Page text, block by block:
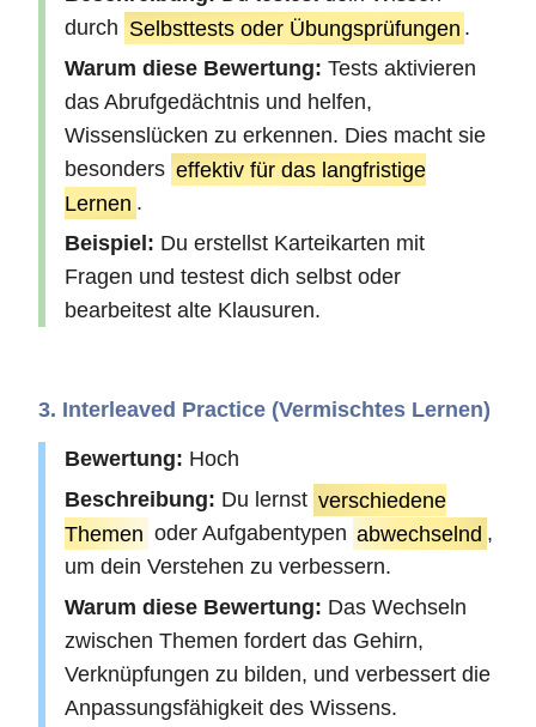
durch Selbsttests oder Übungsprüfungen .
Warum diese Bewertung: Tests aktivieren
das Abrufgedächtnis und helfen,
Wissenslücken zu erkennen. Dies macht sie
besonders effektiv für das langfristige
Lernen .
Beispiel: Du erstellst Karteikarten mit
Fragen und testest dich selbst oder
bearbeitest alte Klausuren.
3. Interleaved Practice (Vermischtes Lernen)
Bewertung: Hoch
Beschreibung: Du lernst verschiedene
Themen oder Aufgabentypen abwechselnd ,
um dein Verstehen zu verbessern.
Warum diese Bewertung: Das Wechseln
zwischen Themen fordert das Gehirn,
Verknüpfungen zu bilden, und verbessert die
Anpassungsfähigkeit des Wissens.